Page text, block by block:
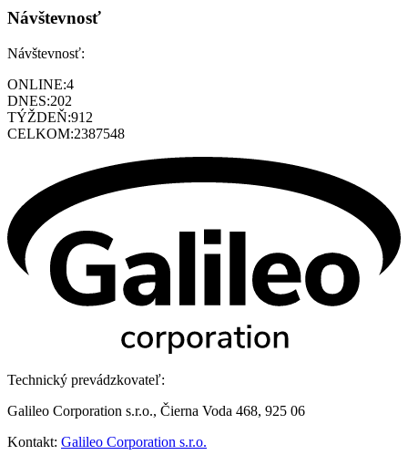
Návštevnosť
Návštevnosť:
ONLINE:4
DNES:202
TÝŽDEŇ:912
CELKOM:2387548
Technický prevádzkovateľ:
Galileo Corporation s.r.o., Čierna Voda 468, 925 06
Kontakt: Galileo Corporation s.r.o.